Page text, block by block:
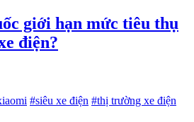
giới hạn mức tiêu thụ
điện?
#siêu xe điện #thị trường xe điện